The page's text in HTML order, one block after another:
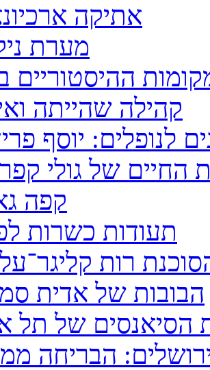
אתיקה
מערת
ההיסטוריים
קהילה שהייתה
לנופלים: יוסף
החיים של גולי
קפה
תעודות כשרות
רות
הבובות של אדית
של תל
הבריחה